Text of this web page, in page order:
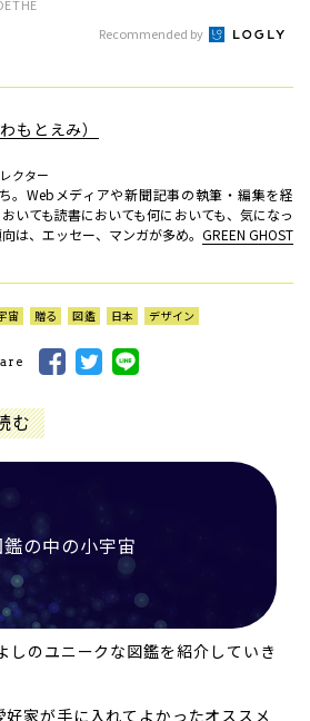
Recommended by
もとえみ）
クター
。Webメディアや新聞記事の執筆・編集を経
いても読書においても何においても、気になっ
は、エッセー、マンガが多め。 GREEN GHOST
宙 贈る 図鑑 日本 デザイン
む
鑑の中の小宇宙
しのユニークな図鑑を紹介していき
好家が手に入れてよかったオススメ